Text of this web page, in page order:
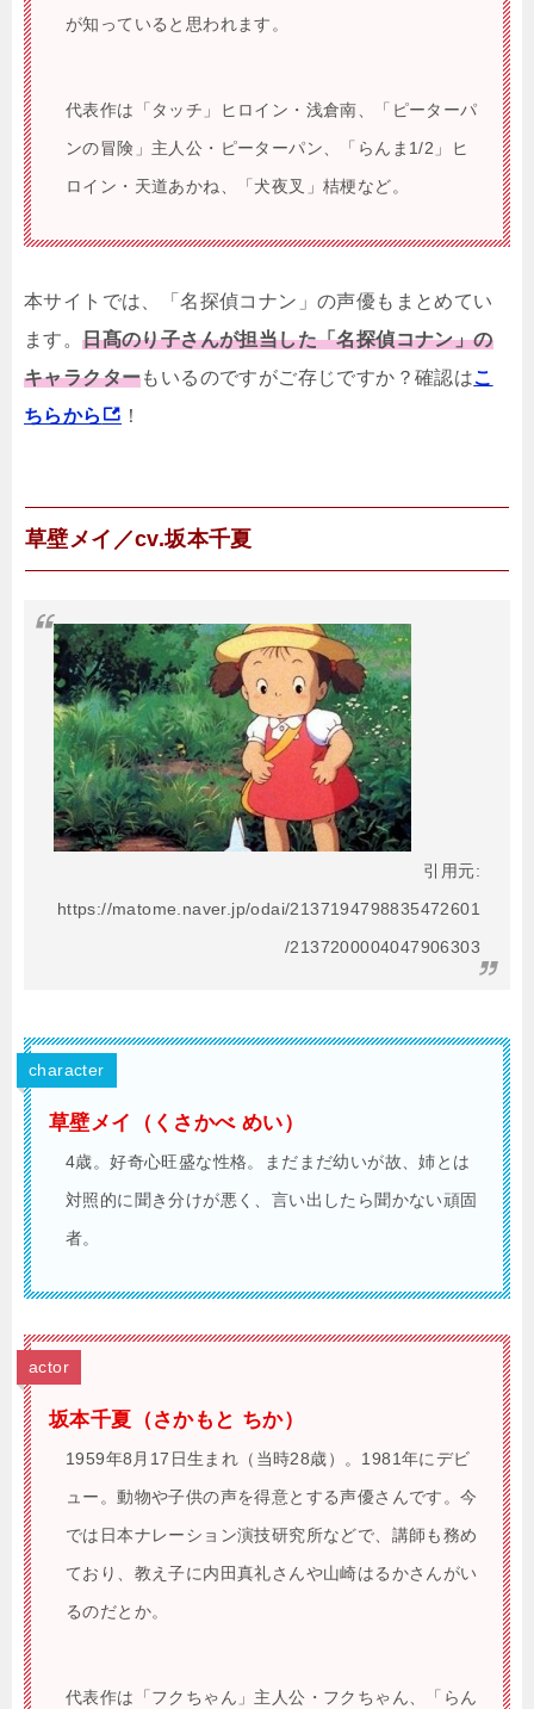
が知っていると思われます。
代表作は「タッチ」ヒロイン・浅倉南、「ピーターパ
ンの冒険」主人公・ピーターパン、「らんま1/2」ヒ
ロイン・天道あかね、「犬夜叉」桔梗など。
本サイトでは、「名探偵コナン」の声優もまとめてい
ます。日髙のり子さんが担当した「名探偵コナン」の
キャラクターもいるのですがご存じですか？確認はこ
ちらから
！
草壁メイ／cv.坂本千夏
引用元:
https://matome.naver.jp/odai/2137194798835472601
/2137200004047906303
character
草壁メイ（くさかべ めい）
4歳。好奇心旺盛な性格。まだまだ幼いが故、姉とは
対照的に聞き分けが悪く、言い出したら聞かない頑固
者。
actor
坂本千夏（さかもと ちか）
1959年8月17日生まれ（当時28歳）。1981年にデビ
ュー。動物や子供の声を得意とする声優さんです。今
では日本ナレーション演技研究所などで、講師も務め
ており、教え子に内田真礼さんや山崎はるかさんがい
るのだとか。
代表作は「フクちゃん」主人公・フクちゃん、「らん